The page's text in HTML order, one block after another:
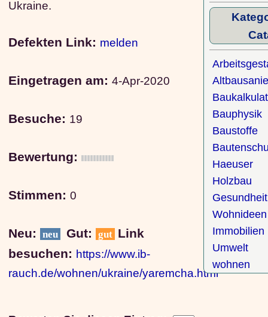
Ukraine.
Defekten Link: melden
Eingetragen am:4-Apr-2020
Besuche: 19
Bewertung:
Stimmen:0
Neu: neu Gut: gut Link
besuchen: https://www.ib-
rauch.de/wohnen/ukraine/yaremcha.html
Bauphysik
Baustoffe
Haeuser
Holzbau
Gesundheit
Wohnideen
Immobilien
Umwelt
wohnen